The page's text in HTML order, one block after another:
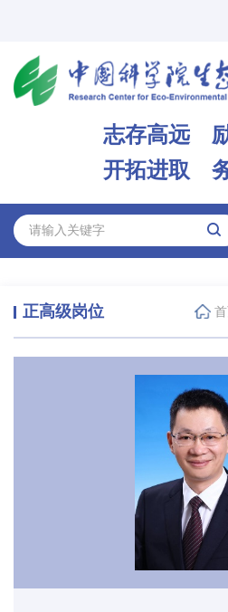
志存高远
开拓进取
正高级岗位